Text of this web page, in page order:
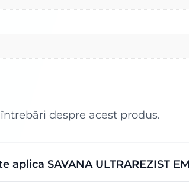
despre acest produs.
SAVANA ULTRAREZIST